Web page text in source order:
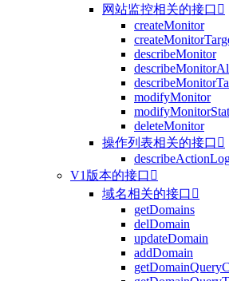
网站监控相关的接口 
createMonitor
describeMonitor
modifyMonitor
deleteMonitor
操作列表相关的接口 
V1版本的接口 
域名相关的接口 
getDomains
delDomain
updateDomain
addDomain